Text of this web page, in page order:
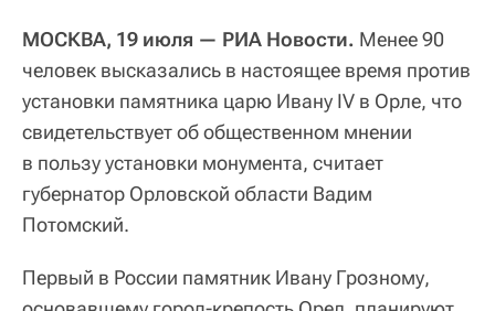
МОСКВА, 19 июля — РИА Новости. Менее 90
человек высказались в настоящее время против
установки памятника царю Ивану IV в Орле, что
свидетельствует об общественном мнении
в пользу установки монумента, считает
губернатор Орловской области Вадим
Потомский.
Первый в России памятник Ивану Грозному,